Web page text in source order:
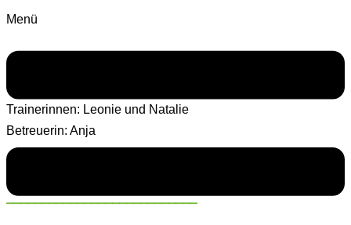
Menü
Trainerinnen: Leonie und Natalie
Betreuerin: Anja
___________________________